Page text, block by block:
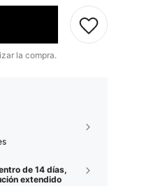
la compra.
de 14 días,
extendido